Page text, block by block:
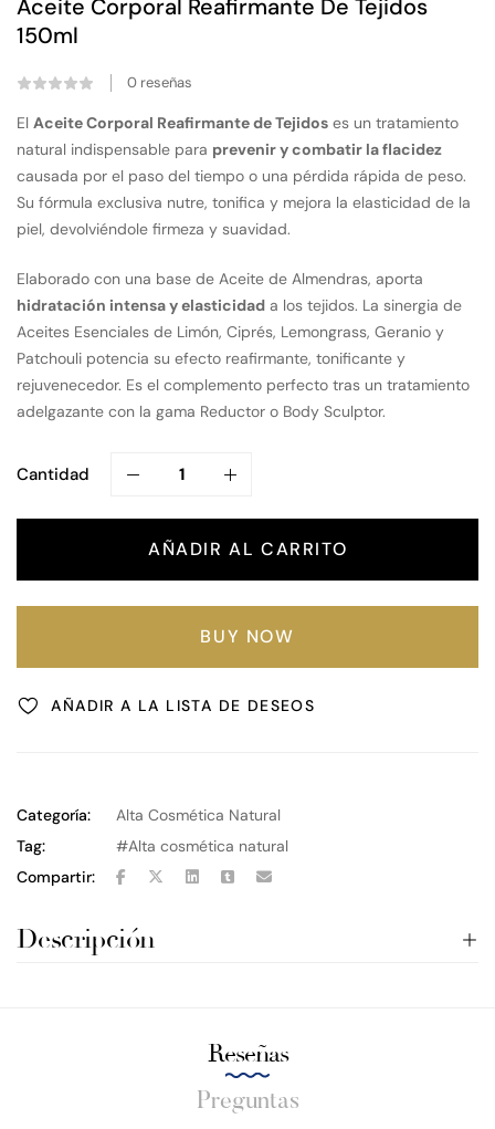
Aceite Corporal Reafirmante De Tejidos
150ml
0 reseñas
El Aceite Corporal Reafirmante de Tejidos es un tratamiento
natural indispensable para prevenir y combatir la flacidez
causada por el paso del tiempo o una pérdida rápida de peso.
Su fórmula exclusiva nutre, tonifica y mejora la elasticidad de la
piel, devolviéndole firmeza y suavidad.
Elaborado con una base de Aceite de Almendras, aporta
hidratación intensa y elasticidad a los tejidos. La sinergia de
Aceites Esenciales de Limón, Ciprés, Lemongrass, Geranio y
Patchouli potencia su efecto reafirmante, tonificante y
rejuvenecedor. Es el complemento perfecto tras un tratamiento
adelgazante con la gama Reductor o Body Sculptor.
Cantidad
AÑADIR AL CARRITO
BUY NOW
AÑADIR A LA LISTA DE DESEOS
Categoría:
Alta Cosmética Natural
Tag:
Alta cosmética natural
Compartir:
Descripción
Reseñas
Preguntas